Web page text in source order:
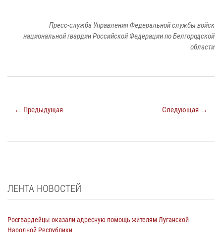
Пресс-служба Управления Федеральной службы войск
национальной гвардии Российской Федерации по Белгородской
области
← Предыдущая Следующая →
ЛЕНТА НОВОСТЕЙ
Росгвардейцы оказали адресную помощь жителям Луганской
Народной Республики